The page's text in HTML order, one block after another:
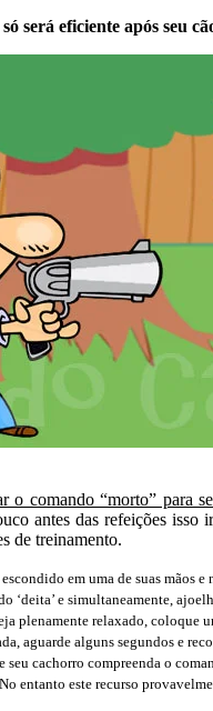
será eficiente após seu
o comando “morto” para
antes das refeições
de treinamento.
em uma de suas mãos
‘deita’ e simultaneamente,
plenamente relaxado, coloque
aguarde alguns segundos e
seu cachorro compreenda o
entanto este recurso